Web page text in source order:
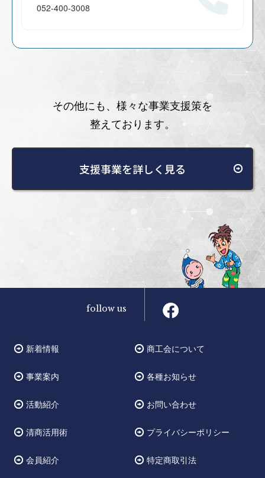
052-400-3008
その他にも、様々な事業支援策を
整えております。
支援事業を詳しく見る
follow us
新着情報 商工会について
事業案内 各種お知らせ
活動紹介
清商活用術
会員紹介
お問い合わせ
プライバシーポリシー
特定商取引法